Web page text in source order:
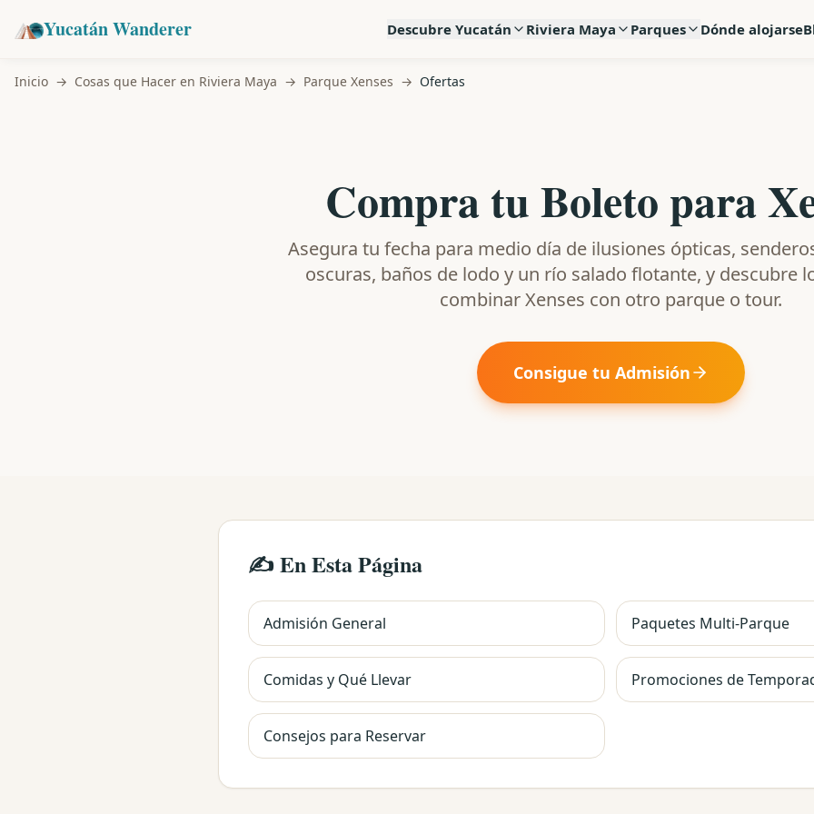
Yucatán Wanderer Descubre Yucatán Riviera Maya Parques Dónde alojarse
Inicio → Cosas que Hacer en Riviera Maya → Parque Xenses → Ofertas
Compra tu Boleto para
Asegura tu fecha para medio día de ilusiones ópticas,
oscuras, baños de lodo y un río salado flotante, y descubre
combinar Xenses con otro parque o tour.
Consigue tu Admisión
✍️ En Esta Página
Admisión General Paquetes Multi-Parque
Comidas y Qué Llevar Promociones de
Consejos para Reservar